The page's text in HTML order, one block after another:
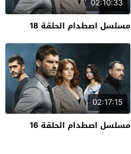
مسلسل اصطدام الحلقة 18
02:17:15
مسلسل اصطدام الحلقة 16